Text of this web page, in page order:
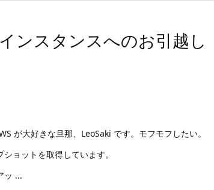
ンスタンスへのお引越し
が大好きな旦那、LeoSaki です。モフモフしたい。
ョットを取得しています。
ッ ...